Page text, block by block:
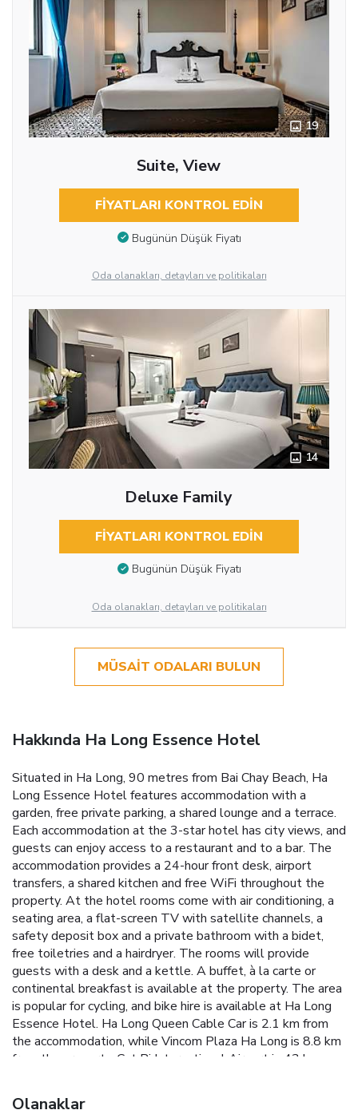
19
Suite, View
FIYATLARI KONTROL EDIN
Bugünün Düşük Fiyatı
Oda olanakları, detayları ve politikaları
14
Deluxe Family
FIYATLARI KONTROL EDIN
Bugünün Düşük Fiyatı
Oda olanakları, detayları ve politikaları
MÜSAIT ODALARI BULUN
Hakkında Ha Long Essence Hotel
Situated in Ha Long, 90 metres from Bai Chay Beach, Ha
Long Essence Hotel features accommodation with a
garden, free private parking, a shared lounge and a terrace.
Each accommodation at the 3-star hotel has city views, and
guests can enjoy access to a restaurant and to a bar. The
accommodation provides a 24-hour front desk, airport
transfers, a shared kitchen and free WiFi throughout the
property. At the hotel rooms come with air conditioning, a
seating area, a flat-screen TV with satellite channels, a
safety deposit box and a private bathroom with a bidet,
free toiletries and a hairdryer. The rooms will provide
guests with a desk and a kettle. A buffet, à la carte or
continental breakfast is available at the property. The area
is popular for cycling, and bike hire is available at Ha Long
Essence Hotel. Ha Long Queen Cable Car is 2.1 km from
the accommodation, while Vincom Plaza Ha Long is 8.8 km
from the property. Cat Bi International Airport is 43 km
Olanaklar